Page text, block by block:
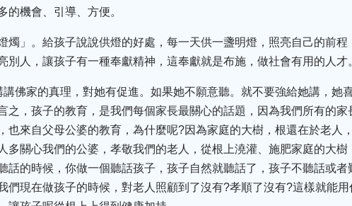
的機會、引導、方便。
燭」。給孩子說說供燈的好處，每一天供一盞明燈，照亮自己的前程
別人，讓孩子有一種奉獻精神，這奉獻就是布施，做社會有用的人才
佛家的真理，對她有促進。如果她不願意聽。就不要強給她講，她
之，孩子的教育，是我們每個家長最關心的話題，因為我們所有的家
也來自父母公婆的教育，為什麼呢?因為家庭的大樹，根還在於老人
多關心我們的公婆，孝敬我們的老人，從根上澆灌、施肥家庭的大樹
話的時候，你做一個聽話孩子，孩子自然就聽話了，孩子不聽話或者
們現在做孩子的時候，對老人照顧到了沒有?孝順了沒有?這樣就能